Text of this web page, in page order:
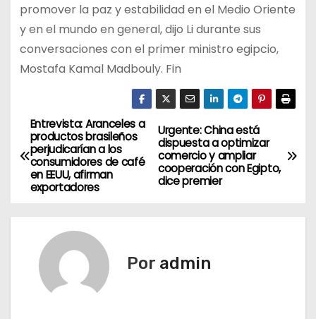
promover la paz y estabilidad en el Medio Oriente
y en el mundo en general, dijo Li durante sus
conversaciones con el primer ministro egipcio,
Mostafa Kamal Madbouly. Fin
N
a
v
e
Urgente: China está
dispuesta a optimizar
comercio y ampliar
cooperación con Egipto,
dice premier
Entrevista: Aranceles a
productos brasileños
perjudicarían a los
consumidores de café
en EEUU, afirman
exportadores
Por admin